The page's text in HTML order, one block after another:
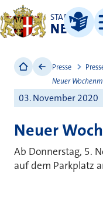
STADT
NEUSS
Leichte
Presse
Neuer
03. November 2020
Neuer
Ab Donnerstag, 5.
auf dem Parkplatz